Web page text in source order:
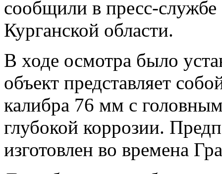
сообщили в пресс-
Курганской области.
В ходе осмотра было
объект представляет
калибра 76 мм с
глубокой коррозии.
изготовлен во времена